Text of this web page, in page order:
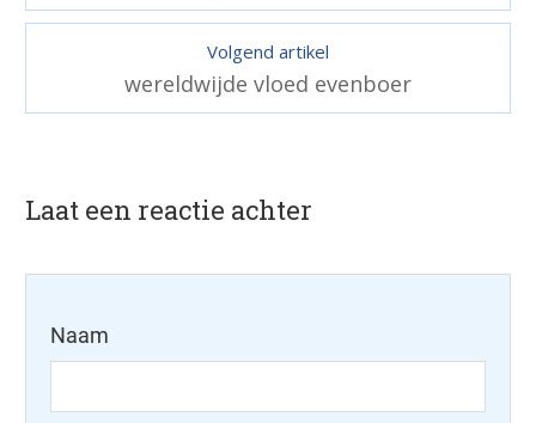
Volgend artikel
wereldwijde vloed evenboer
Laat een reactie achter
Naam